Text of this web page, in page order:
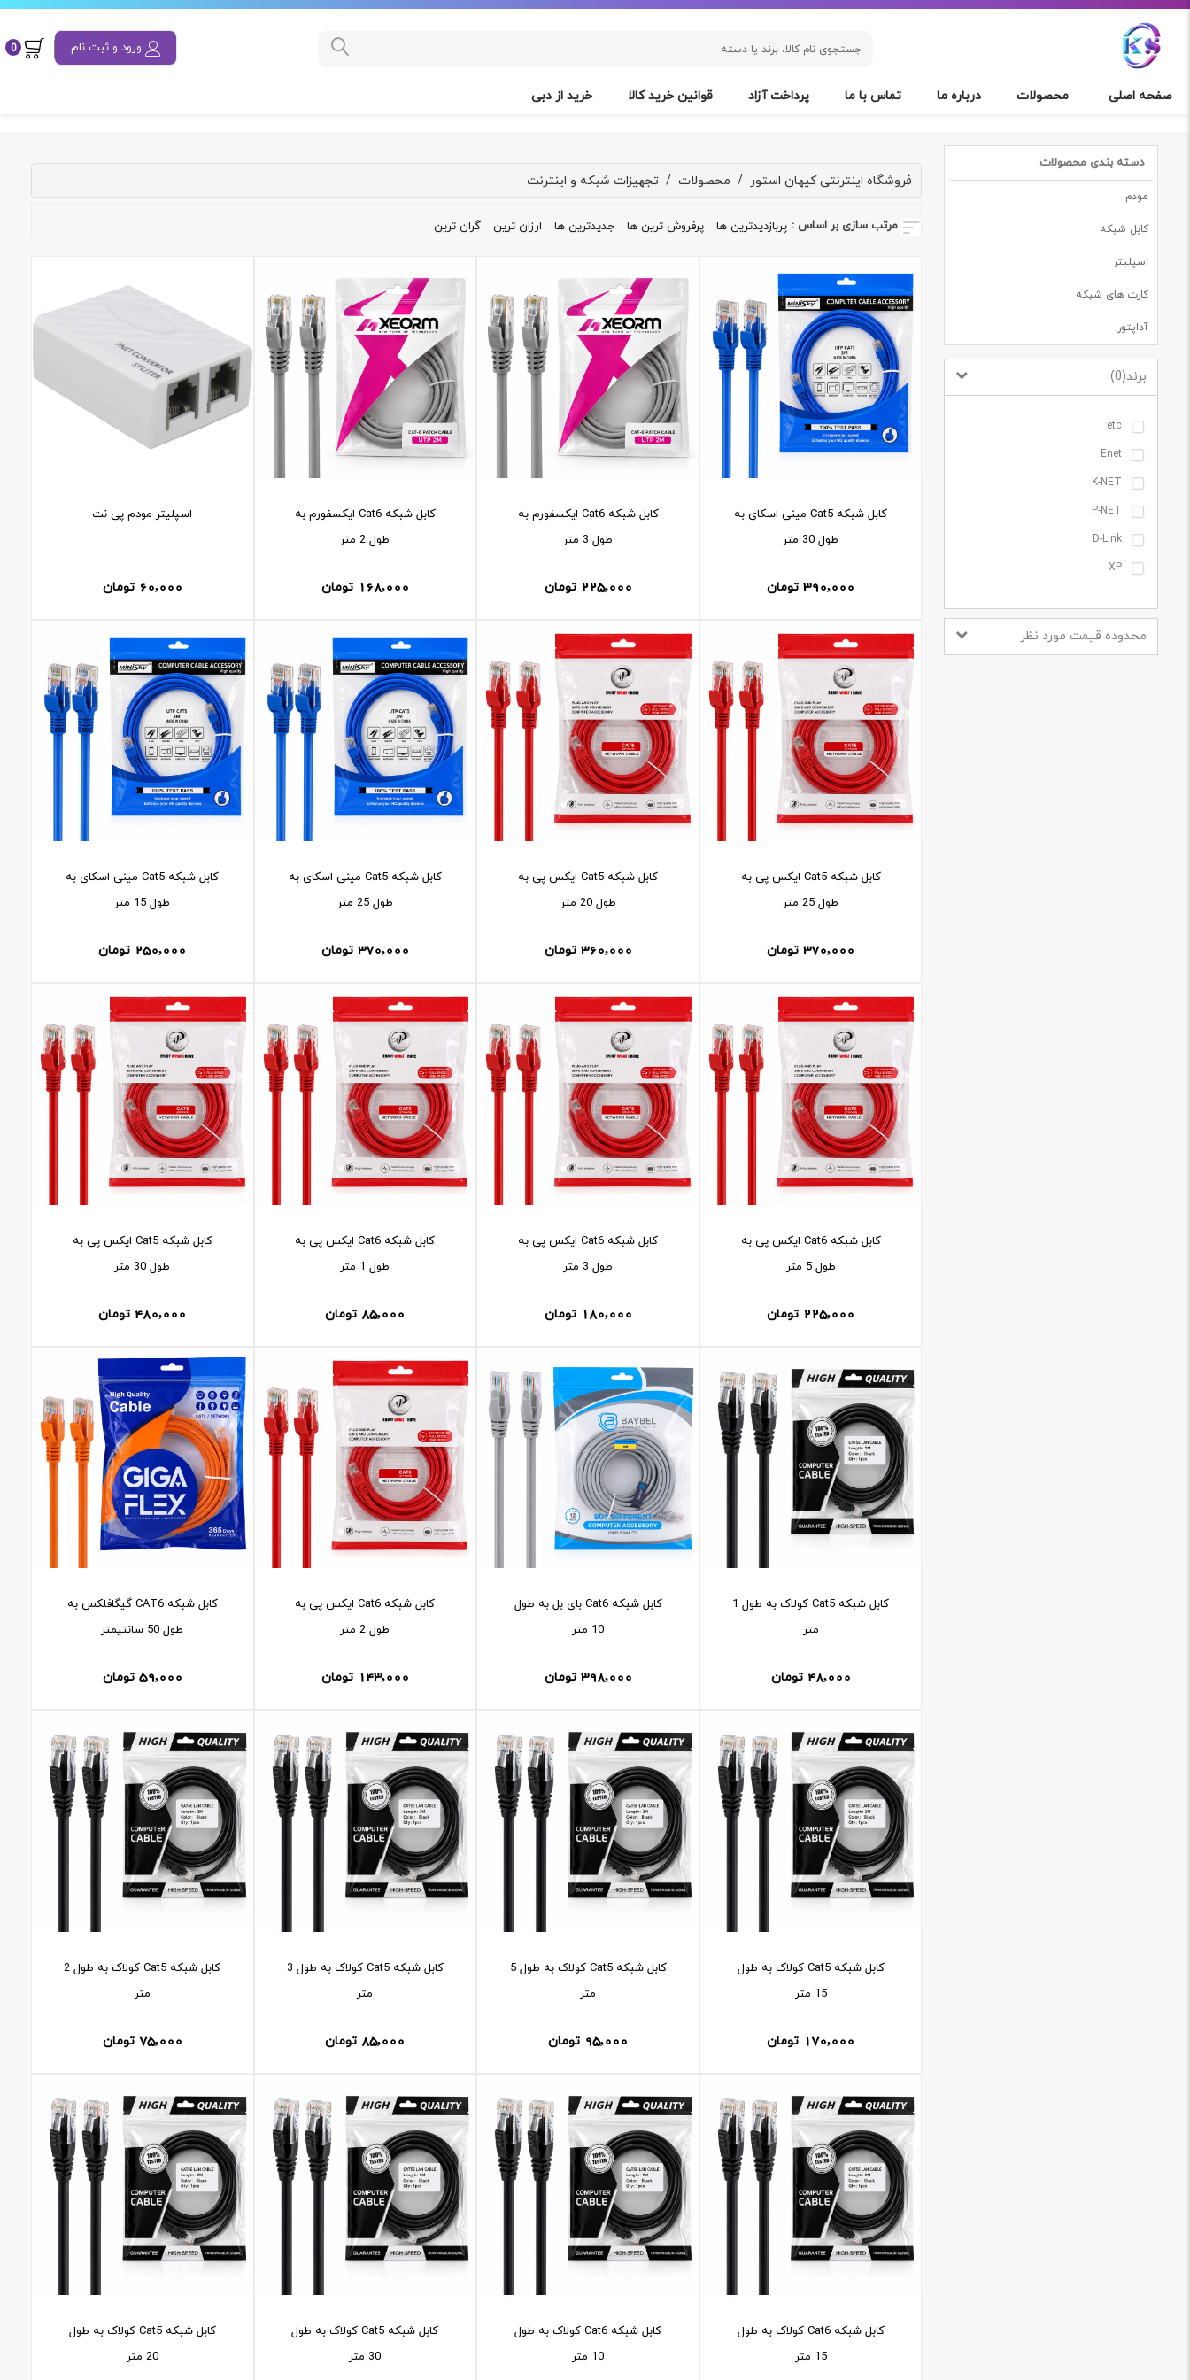
ورود و ثبت نام 0
صفحه اصلی محصولات درباره ما تماس با ما پرداخت آزاد قوانین خرید کالا خرید از دبی
فروشگاه اینترنتی کیهان استور / محصولات/ تجهیزات شبکه و اینترنت
مرتب سازی بر اساس : پربازدیدترین ها پرفروش ترین ها جدیدترین ها ارزان ترین گران ترین
اسپلیتر مودم پی نت
60,000 تومان
کابل شبکه Cat6 ایکسفورم به
طول 2 متر
168,000 تومان
کابل شبکه Cat6 ایکسفورم به
طول 3 متر
225,000 تومان
کابل شبکه Cat5 مینی اسکای به
طول 30 متر
390,000 تومان
کابل شبکه Cat5 مینی اسکای به
طول 15 متر
250,000 تومان
کابل شبکه Cat5 مینی اسکای به
طول 25 متر
370,000 تومان
کابل شبکه Cat5 ايکس پی به
طول 20 متر
360,000 تومان
کابل شبکه Cat5 ايکس پی به
طول 25 متر
370,000 تومان
کابل شبکه Cat5 ايکس پی به
طول 30 متر
480,000 تومان
کابل شبکه Cat6 ايکس پی به
طول 1 متر
85,000 تومان
کابل شبکه Cat6 ايکس پی به
طول 3 متر
180,000 تومان
کابل شبکه Cat6 ايکس پی به
طول 5 متر
225,000 تومان
کابل شبکه CAT6 گيگافلکس به
طول 50 سانتيمتر
59,000 تومان
کابل شبکه Cat6 ايکس پی به
طول 2 متر
143,000 تومان
کابل شبکه Cat6 بای بل به طول
10 متر
398,000 تومان
کابل شبکه Cat5 کولاک به طول 1
متر
48,000 تومان
کابل شبکه Cat5 کولاک به طول 2
متر
75,000 تومان
کابل شبکه Cat5 کولاک به طول 3
متر
85,000 تومان
کابل شبکه Cat5 کولاک به طول 5
متر
95,000 تومان
کابل شبکه Cat5 کولاک به طول
15 متر
170,000 تومان
کابل شبکه Cat5 کولاک به طول
20 متر
کابل شبکه Cat5 کولاک به طول
30 متر
کابل شبکه Cat6 کولاک به طول
10 متر
کابل شبکه Cat6 کولاک به طول
15 متر
دسته بندی محصولات
مودم
کابل شبکه
اسپلیتر
کارت های شبکه
آداپتور
برند (0)
etc
Enet
K-NET
P-NET
D-Link
XP
محدوده قیمت مورد نظر